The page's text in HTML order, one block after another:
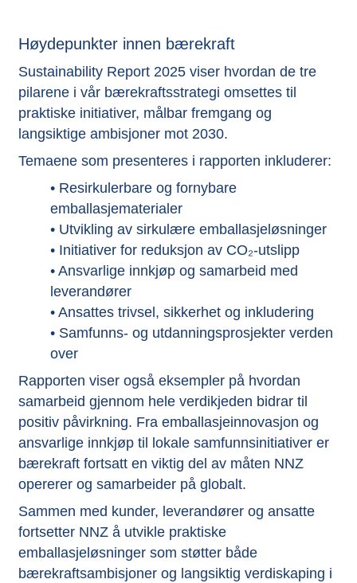
Høydepunkter innen bærekraft
Sustainability Report 2025 viser hvordan de tre
pilarene i vår bærekraftsstrategi omsettes til
praktiske initiativer, målbar fremgang og
langsiktige ambisjoner mot 2030.
Temaene som presenteres i rapporten inkluderer:
• Resirkulerbare og fornybare
emballasjematerialer
• Utvikling av sirkulære emballasjeløsninger
• Initiativer for reduksjon av CO₂-utslipp
• Ansvarlige innkjøp og samarbeid med
leverandører
• Ansattes trivsel, sikkerhet og inkludering
• Samfunns- og utdanningsprosjekter verden
over
Rapporten viser også eksempler på hvordan
samarbeid gjennom hele verdikjeden bidrar til
positiv påvirkning. Fra emballasjeinnovasjon og
ansvarlige innkjøp til lokale samfunnsinitiativer er
bærekraft fortsatt en viktig del av måten NNZ
opererer og samarbeider på globalt.
Sammen med kunder, leverandører og ansatte
fortsetter NNZ å utvikle praktiske
emballasjeløsninger som støtter både
bærekraftsambisjoner og langsiktig verdiskaping i